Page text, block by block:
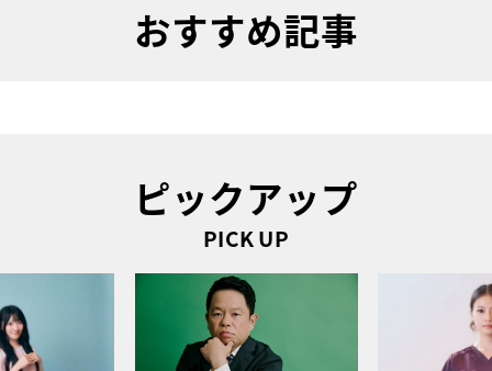
おすすめ記事
ピックアップ
PICK UP